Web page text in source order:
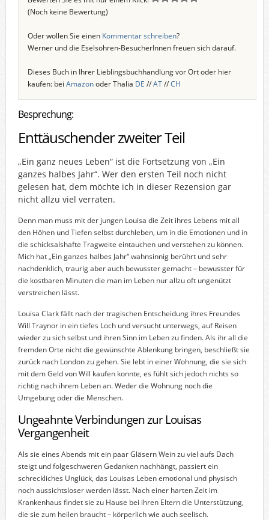
(Noch keine Bewertung)
Oder wollen Sie einen Kommentar schreiben?
Werner und die Eselsohren-BesucherInnen freuen sich darauf.
Dieses Buch in Ihrer Lieblingsbuchhandlung vor Ort oder hier
kaufen: bei Amazonoder Thalia DE //AT//CH
Besprechung:
Enttäuschender zweiter Teil
„Ein ganz neues Leben“ ist die Fortsetzung von „Ein
ganzes halbes Jahr“. Wer den ersten Teil noch nicht
gelesen hat, dem möchte ich in dieser Rezension gar
nicht allzu viel verraten.
Denn man muss mit der jungen Louisa die Zeit ihres Lebens mit all
den Höhen und Tiefen selbst durchleben, um in die Emotionen und in
die schicksalshafte Tragweite eintauchen und verstehen zu können.
Mich hat „Ein ganzes halbes Jahr“ wahnsinnig berührt und sehr
nachdenklich, traurig aber auch bewusster gemacht – bewusster für
die kostbaren Minuten die man im Leben nur allzu oft ungenützt
verstreichen lässt.
Louisa Clark fällt nach der tragischen Entscheidung ihres Freundes
Will Traynor in ein tiefes Loch und versucht unterwegs, auf Reisen
wieder zu sich selbst und ihren Sinn im Leben zu finden. Als ihr all die
fremden Orte nicht die gewünschte Ablenkung bringen, beschließt sie
zurück nach London zu gehen. Sie lebt in einer Wohnung, die sie sich
mit dem Geld von Will kaufen konnte, es fühlt sich jedoch nichts so
richtig nach ihrem Leben an. Weder die Wohnung noch die
Umgebung oder die Menschen.
Ungeahnte Verbindungen zur Louisas
Vergangenheit
Als sie eines Abends mit ein paar Gläsern Wein zu viel aufs Dach
steigt und folgeschweren Gedanken nachhängt, passiert ein
schreckliches Unglück, das Louisas Leben emotional und physisch
noch aussichtsloser werden lässt. Nach einer harten Zeit im
Krankenhaus findet sie zu Hause bei ihren Eltern die Unterstützung,
die sie zum heilen braucht – körperlich wie auch seelisch.